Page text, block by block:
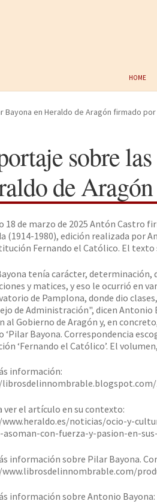
Home
en Heraldo de Aragón firmado
sobre
de
18 de marzo de 2025 Antón Castro
(1914-1980), edición realizada por
Fernando el Católico. El texto
tenía carácter, determinación,
y matices, y eso le ocurrió en
de Pamplona, donde dio
de Administración", dicen Antonio
al Gobierno de Aragón y, en
‘Pilar Bayona. Correspondencia
‘Fernando el Católico’. El
información:
ver el artículo en su contexto:
noticias/ocio-y-
asoman-con-fuerza-y-pasion-en-
información sobre Pilar Bayona.
información sobre Antonio Bayona: